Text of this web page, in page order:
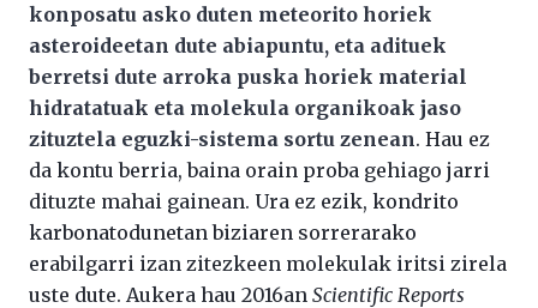
konposatu asko duten meteorito horiek
asteroideetan dute abiapuntu, eta adituek
berretsi dute arroka puska horiek material
hidratatuak eta molekula organikoak jaso
zituztela eguzki-sistema sortu zenean. Hau ez
da kontu berria, baina orain proba gehiago jarri
dituzte mahai gainean. Ura ez ezik, kondrito
karbonatodunetan biziaren sorrerarako
erabilgarri izan zitezkeen molekulak iritsi zirela
uste dute. Aukera hau 2016an Scientific Reports